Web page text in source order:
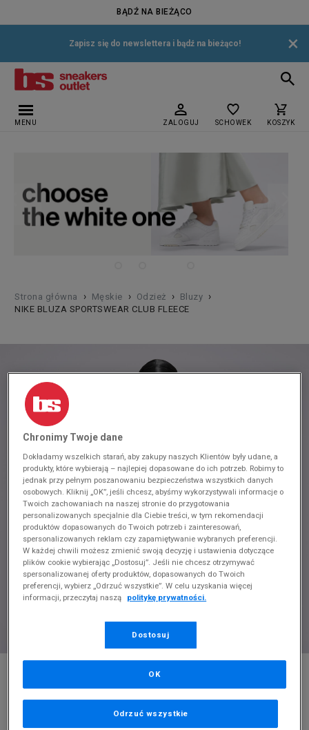
BĄDŹ NA BIEŻĄCO
Zapisz się do newslettera i bądź na bieżąco! ×
MENU ZALOGUJ SCHOWEK KOSZYK
Strona główna › Męskie › Odzież › Bluzy ›
NIKE BLUZA SPORTSWEAR CLUB FLEECE
* Zdjęcie poglądowe
NIKE BLUZA SPORTSWEAR CLUB FLEECE
Produkt pochodzi z końcówek aktualnych kolekcji, ubiegłych
Chronimy Twoje dane
Dokładamy wszelkich starań, aby zakupy naszych Klientów były udane, a
produkty, które wybierają – najlepiej dopasowane do ich potrzeb. Robimy to
jednak przy pełnym poszanowaniu bezpieczeństwa wszystkich danych
osobowych. Kliknij „OK”, jeśli chcesz, abyśmy wykorzystywali informacje o
Twoich zachowaniach na naszej stronie do przygotowania
personalizowanych specjalnie dla Ciebie treści, w tym rekomendacji
produktów dopasowanych do Twoich potrzeb i zainteresowań,
spersonalizowanych reklam czy zapamiętywanie wybranych preferencji.
W każdej chwili możesz zmienić swoją decyzję i ustawienia dotyczące
plików cookie wybierając „Dostosuj”. Jeśli nie chcesz otrzymywać
spersonalizowanej oferty produktów, dopasowanych do Twoich
preferencji, wybierz „Odrzuć wszystkie”. W celu uzyskania więcej
informacji, przeczytaj naszą
politykę prywatności.
Dostosuj
Odrzuć wszystkie
OK